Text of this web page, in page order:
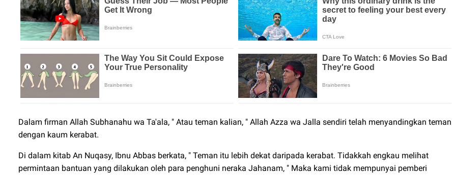
Dalam firman Allah Subhanahu wa Ta'ala, " Atau teman kalian, " Allah Azza wa Jalla sendiri telah menyandingkan teman
dengan kaum kerabat.
Di dalam kitab An Nuqasy, Ibnu Abbas berkata, " Teman itu lebih dekat daripada kerabat. Tidakkah engkau melihat
permintaan bantuan yang dilakukan oleh para penghuni neraka Jahanam, " Maka kami tidak mempunyai pemberi